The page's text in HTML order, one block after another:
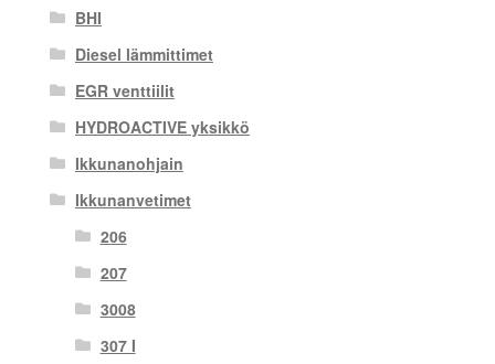
BHI
Diesel lämmittimet
EGR venttiilit
HYDROACTIVE yksikkö
Ikkunanohjain
Ikkunanvetimet
206
207
3008
307 I